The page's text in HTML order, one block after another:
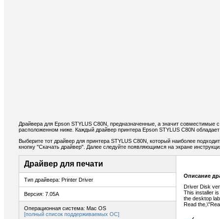
Драйвера для Epson STYLUS C80N, предназначенные, а значит совместимые
расположенном ниже. Каждый драйвер принтера Epson STYLUS C80N
Выберите тот драйвер для принтера STYLUS C80N, который наиболее
кнопку "Скачать драйвер". Далее следуйте появляющимся на экране
Драйвер для печати
Тип драйвера: Printer Driver
Версия: 7.05A
Операционная система: Mac OS
[полный список поддерживаемых ОС]
Описание
Driver Disk
This installer
the desktop
Read